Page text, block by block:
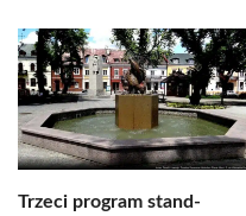
Trzeci program stand-